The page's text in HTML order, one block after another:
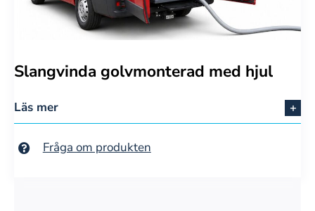
Slangvinda golvmonterad med hjul
Läs mer
Fråga om produkten